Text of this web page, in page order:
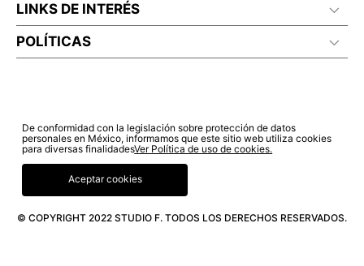
LINKS DE INTERÉS
POLÍTICAS
© COPYRIGHT 2022 STUDIO F. TODOS LOS DERECHOS RESERVADOS.
De conformidad con la legislación sobre protección de datos
personales en México, informamos que este sitio web utiliza cookies
para diversas finalidadesVer Política de uso de cookies.
Aceptar cookies